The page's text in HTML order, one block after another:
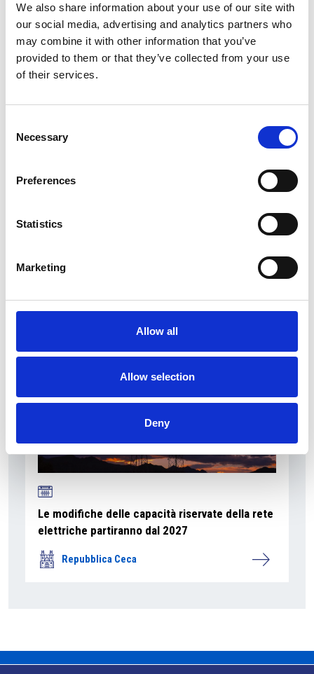
We also share information about your use of our site with
our social media, advertising and analytics partners who
may combine it with other information that you’ve
provided to them or that they’ve collected from your use
of their services.
Selection
Necessary
Preferences
Statistics
Marketing
Allow all
Allow selection
Deny
Repubblica Ceca
Accelera la ripresa dell’industria nel corso del
Overview Economica
Repubblica Ceca
Le modifiche delle capacità riservate della rete
elettriche partiranno dal 2027
Repubblica Ceca